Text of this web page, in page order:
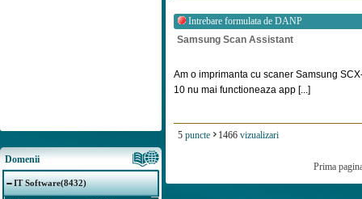
Domenii
IT Software(8432)
Intrebare formulata de DANP
Samsung Scan Assistant
Am o imprimanta cu scaner Samsung
10 nu mai functioneaza app [...]
5 puncte 1466 vizualizari
Prima